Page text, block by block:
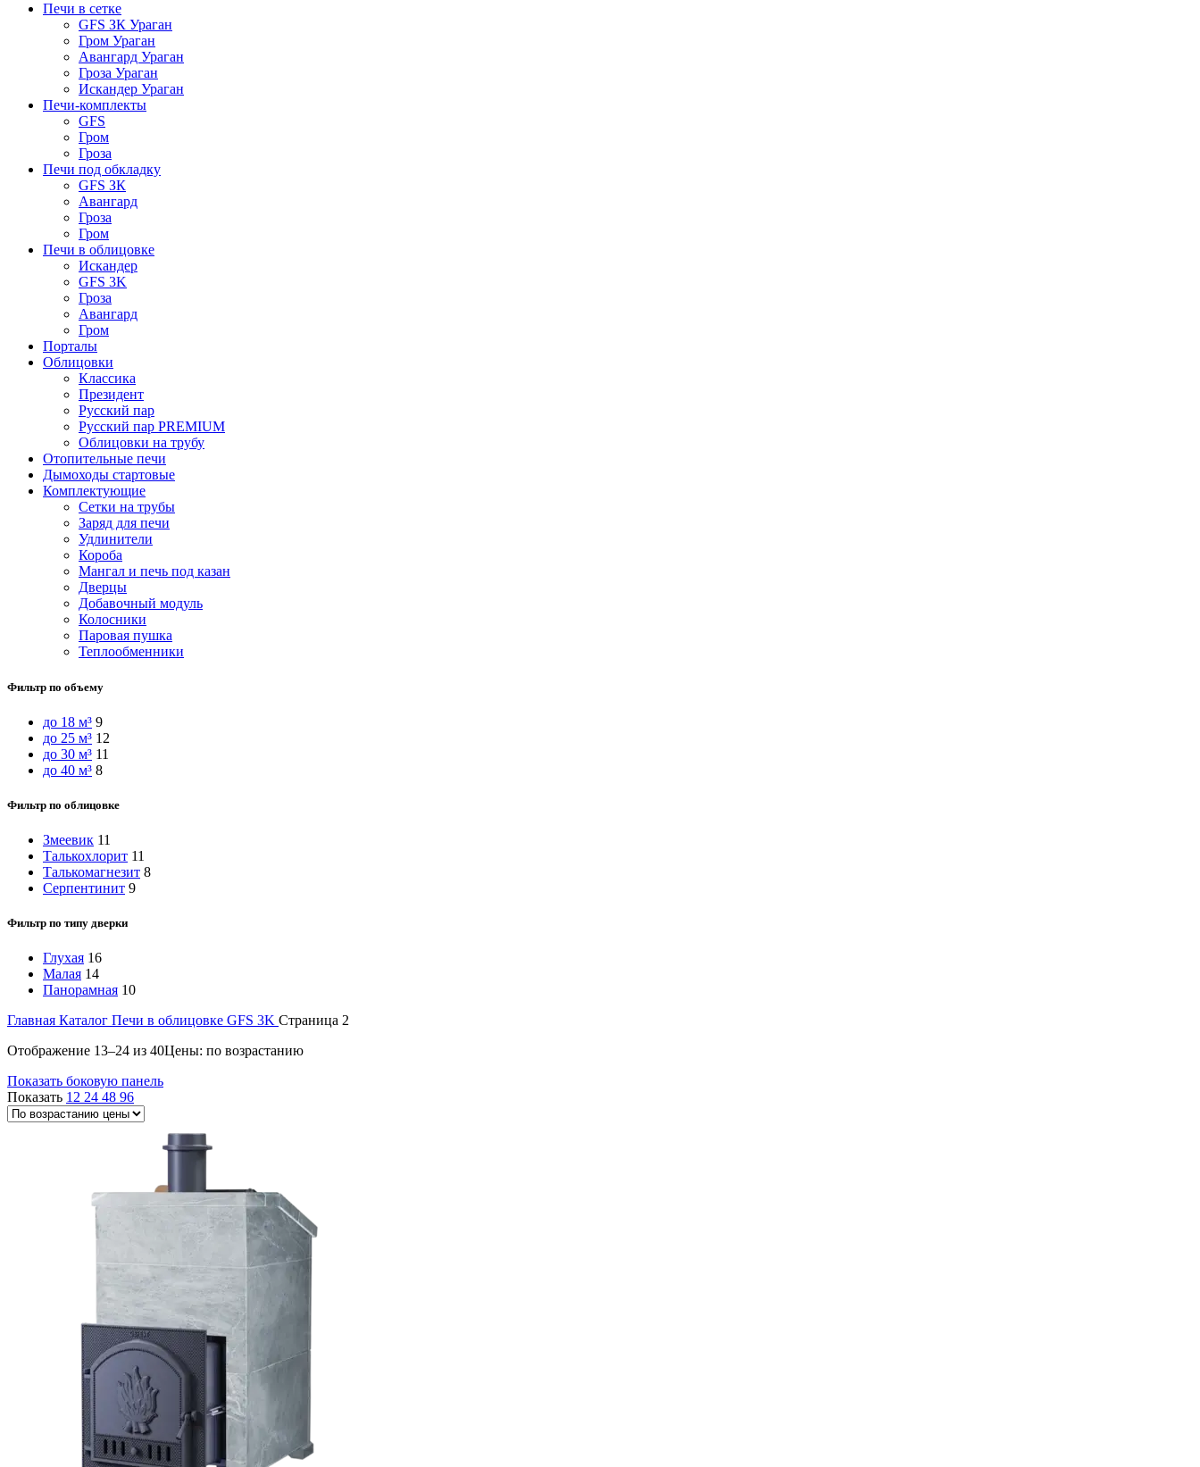
Печи в сетке
GFS ЗК Ураган
Гром Ураган
Авангард Ураган
Гроза Ураган
Искандер Ураган
Печи-комплекты
GFS
Гром
Гроза
Печи под обкладку
GFS ЗК
Авангард
Гроза
Гром
Печи в облицовке
Искандер
GFS 3K
Гроза
Авангард
Гром
Порталы
Облицовки
Классика
Президент
Русский пар
Русский пар PREMIUM
Облицовки на трубу
Отопительные печи
Дымоходы стартовые
Комплектующие
Сетки на трубы
Заряд для печи
Удлинители
Короба
Мангал и печь под казан
Дверцы
Добавочный модуль
Колосники
Паровая пушка
Теплообменники
Фильтр по объему
до 18 м³ 9
до 25 м³ 12
до 30 м³ 11
до 40 м³ 8
Фильтр по облицовке
Змеевик 11
Талькохлорит 11
Талькомагнезит 8
Серпентинит 9
Фильтр по типу дверки
Глухая 16
Малая 14
Панорамная 10
Главная Каталог Печи в облицовке GFS 3K Страница 2
Отображение 13–24 из 40Цены: по возрастанию
Показать боковую панель
Показать 12 24 48 96